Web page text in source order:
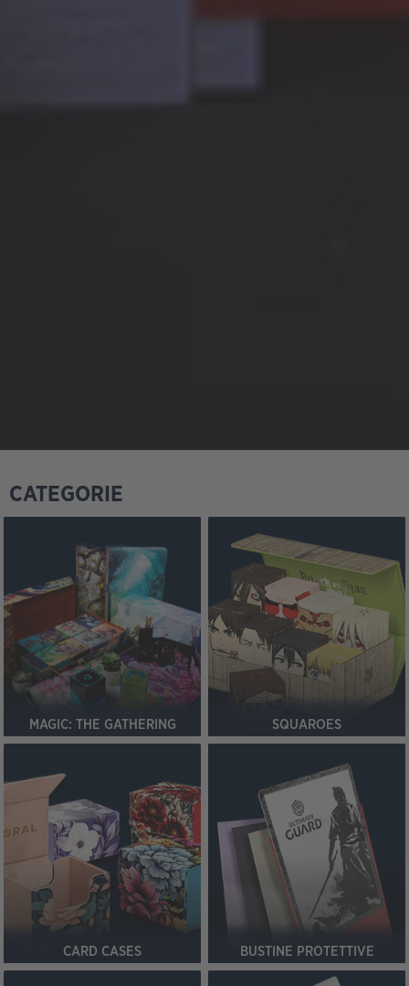
CATEGORIE
MAGIC: THE GATHERING SQUAROES
CARD CASES BUSTINE PROTETTIVE